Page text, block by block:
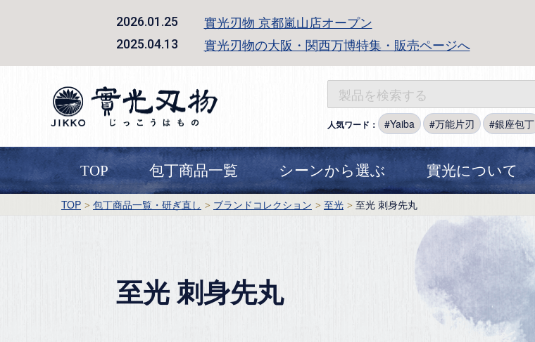
2026.01.25 實光刃物 京都嵐山店オープン
2025.04.13 實光刃物の大阪・関西万博特集・販売ページへ
人気ワード： Yaiba 万能片刃 銀座包丁
TOP 包丁商品一覧 シーンから選ぶ 實光について
TOP 包丁商品一覧・研ぎ直し ブランドコレクション 至光 至光 刺身先丸
至光 刺身先丸